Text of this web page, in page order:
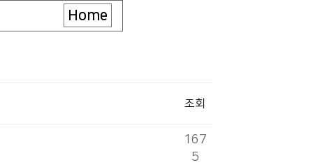
Home
조회
167
5